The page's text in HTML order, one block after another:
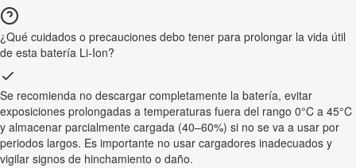
¿Qué cuidados o precauciones debo tener para prolongar la vida útil
de esta batería Li-Ion?
Se recomienda no descargar completamente la batería, evitar
exposiciones prolongadas a temperaturas fuera del rango 0°C a 45°C
y almacenar parcialmente cargada (40–60%) si no se va a usar por
periodos largos. Es importante no usar cargadores inadecuados y
vigilar signos de hinchamiento o daño.